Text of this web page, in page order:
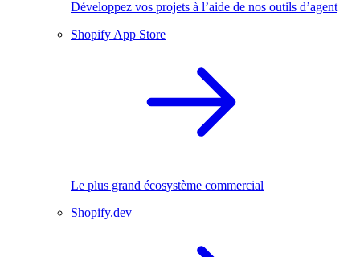
Développez vos projets à l’aide de nos outils d’agent
Shopify App Store
Le plus grand écosystème commercial
Shopify.dev